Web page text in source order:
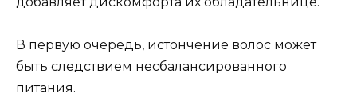
В первую очередь, истончение волос может
быть следствием несбалансированного
питания.